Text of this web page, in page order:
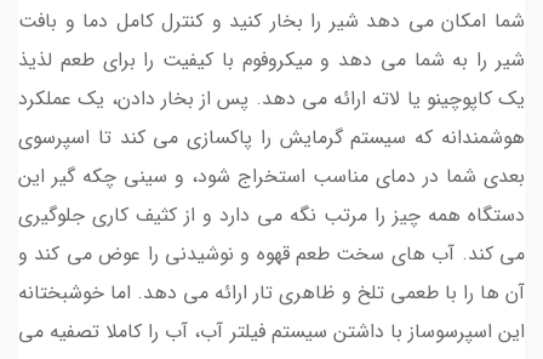
شما امکان می دهد شیر را بخار کنید و کنترل کامل دما و بافت
شیر را به شما می دهد و میکروفوم با کیفیت را برای طعم لذیذ
یک کاپوچینو یا لاته ارائه می دهد. پس از بخار دادن، یک عملکرد
هوشمندانه که سیستم گرمایش را پاکسازی می‌ کند تا اسپرسوی
بعدی شما در دمای مناسب استخراج شود، و سینی چکه گیر این
دستگاه همه چیز را مرتب نگه می ‌دارد و از کثیف کاری جلوگیری
می کند. آب های سخت طعم قهوه و نوشیدنی را عوض می کند و
آن ها را با طعمی تلخ و ظاهری تار ارائه می دهد. اما خوشبختانه
این اسپرسوساز با داشتن سیستم فیلتر آب، آب را کاملا تصفیه می